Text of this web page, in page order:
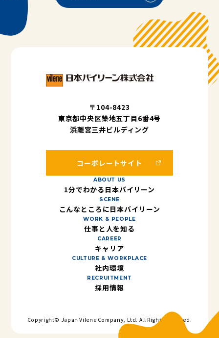
〒104-8423
東京都中央区築地五丁目6番4号
浜離宮三井ビルディング
コーポレートサイト
ABOUT US
1分でわかる日本バイリーン
SCENE
こんなところに日本バイリーン
WORK & PEOPLE
仕事と人を知る
CAREER
キャリア
CULTURE & WORKPLACE
社内環境
RECRUITMENT
採用情報
Copyright© Japan Vilene Company, Ltd. All Rights Reserved.